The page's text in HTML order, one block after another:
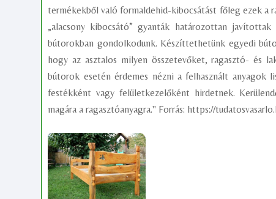
termékekből való formaldehid-kibocsátást főleg ezek a
„alacsony kibocsátó” gyanták határozottan
bútorokban gondolkodunk. Készíttethetünk egyedi
hogy az asztalos milyen összetevőket, ragasztó- és
bútorok esetén érdemes nézni a felhasznált anyagok
festékként vagy felületkezelőként hirdetnek.
magára a ragasztóanyagra." Forrás: https://